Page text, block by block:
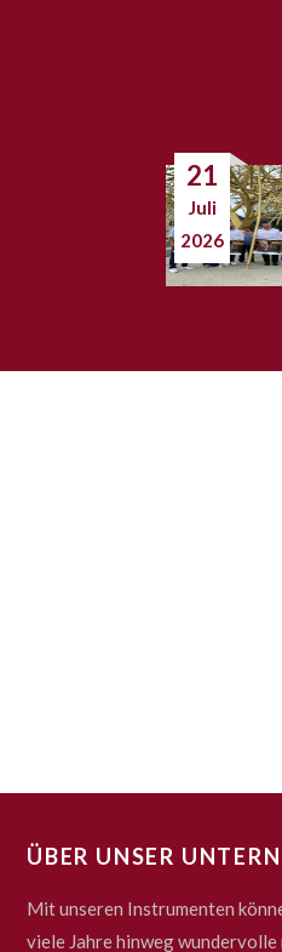
21
Juli
2026
ÜBER UNSER
Mit unseren Instrumenten
viele Jahre hinweg wundervolle